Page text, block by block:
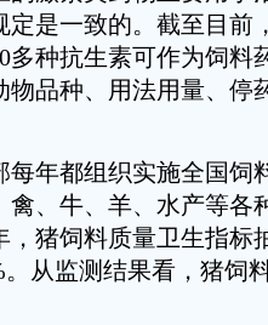
定是一致的。截至目前
多种抗生素可作为饲料
物品种、用法用量、停
年都组织实施全国饲
禽、牛、羊、水产等各
，猪饲料质量卫生指标
。从监测结果看，猪饲